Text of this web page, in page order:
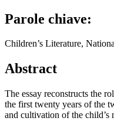
Parole chiave:
Children’s Literature,
Abstract
The essay reconstructs the
the first twenty years of the
and cultivation of the child’s